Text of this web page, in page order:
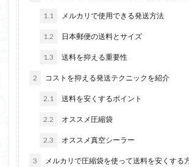
1.1 メルカリで使用できる発送方法
1.2 日本郵便の送料とサイズ
1.3 送料を抑える重要性
2 コストを抑える発送テクニックを紹介
2.1 送料を安くするポイント
2.2 オススメ圧縮袋
2.3 オススメ真空シーラー
3 メルカリで圧縮袋を使って送料を安くする